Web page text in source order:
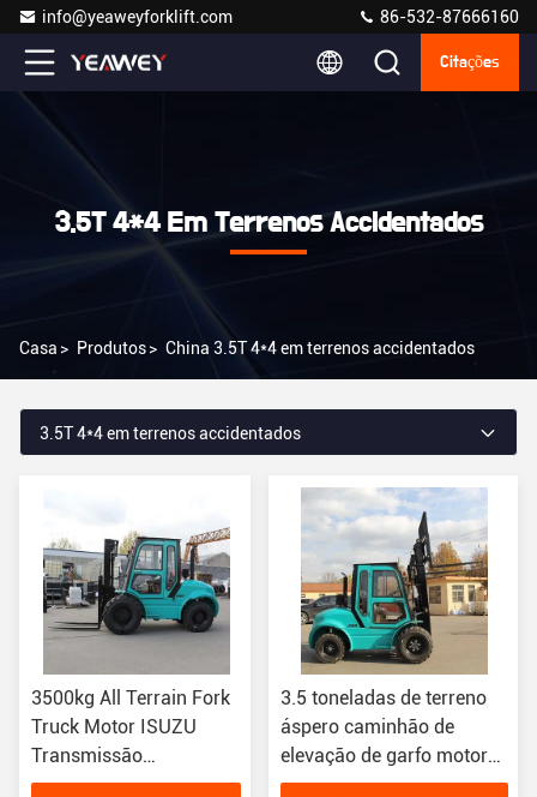
info@yeaweyforklift.com 86-532-87666160
Citações
3.5T 4*4 Em Terrenos Accidentados
Casa > Produtos> China 3.5T 4*4 em terrenos accidentados
3.5T 4*4 em terrenos accidentados
3500kg All Terrain Fork
Truck Motor ISUZU
Transmissão
automática
3.5 toneladas de terreno
áspero caminhão de
elevação de garfo motor
chinês A498BPG 4X4